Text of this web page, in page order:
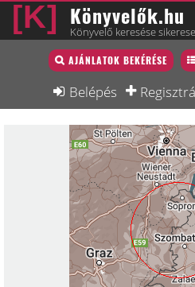
Könyvelők.hu
Könyvelő keresése
AJÁNLATOK BEKÉRÉSE
Belépés
Könyvelő lista
Könyvelési munkák
Képzésnaptár